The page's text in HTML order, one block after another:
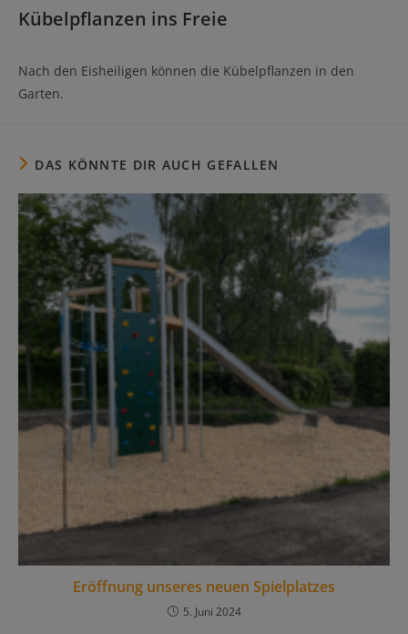
Kübelpflanzen ins Freie
Nach den Eisheiligen können die Kübelpflanzen in den
Garten.
DAS KÖNNTE DIR AUCH GEFALLEN
Eröffnung unseres neuen Spielplatzes
5. Juni 2024